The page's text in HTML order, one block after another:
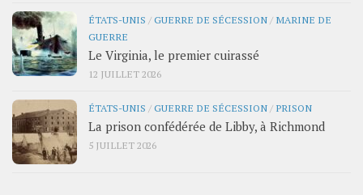
ÉTATS-UNIS /GUERRE DE SÉCESSION / MARINE DE
GUERRE
Le Virginia, le premier cuirassé
12 JUILLET 2026
ÉTATS-UNIS /GUERRE DE SÉCESSION / PRISON
La prison confédérée de Libby, à Richmond
5 JUILLET 2026